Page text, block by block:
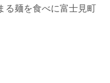
る麺を食べに富士見町